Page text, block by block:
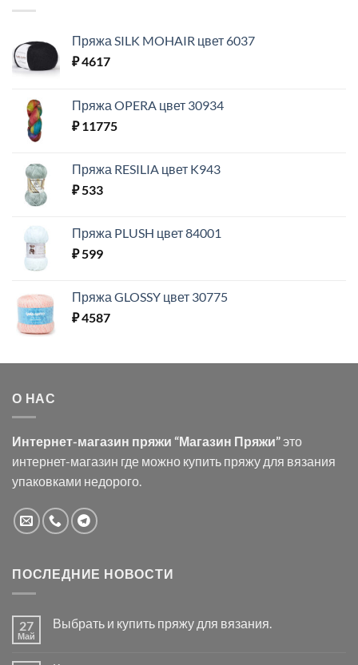
Пряжа SILK MOHAIR цвет 6037
₽4617
Пряжа OPERA цвет 30934
₽11775
Пряжа RESILIA цвет K943
₽533
Пряжа PLUSH цвет 84001
₽599
Пряжа GLOSSY цвет 30775
₽4587
О НАС
Интернет-магазин пряжи “Магазин Пряжи”это
интернет-магазин где можно купить пряжу для вязания
упаковками недорого.
ПОСЛЕДНИЕ НОВОСТИ
27
Май
Выбрать и купить пряжу для вязания.